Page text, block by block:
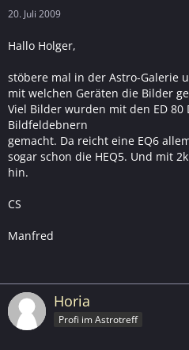
20. Juli 2009
Hallo Holger,
stöbere mal in der Astro-Galerie
mit welchen Geräten die Bilder
Viel Bilder wurden mit den ED
Bildfeldebnern
gemacht. Da reicht eine EQ6
sogar schon die HEQ5. Und mit
hin.
CS
Manfred
Horia
Profi im Astrotreff